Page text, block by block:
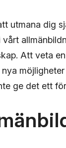
utmana dig
Att veta
ge det ett